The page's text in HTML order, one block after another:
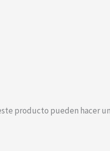
producto pueden hacer